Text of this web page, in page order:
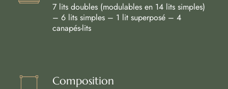
7 lits doubles (modulables en 14 lits simples)
– 6 lits simples – 1 lit superposé – 4
canapés-lits
Composition